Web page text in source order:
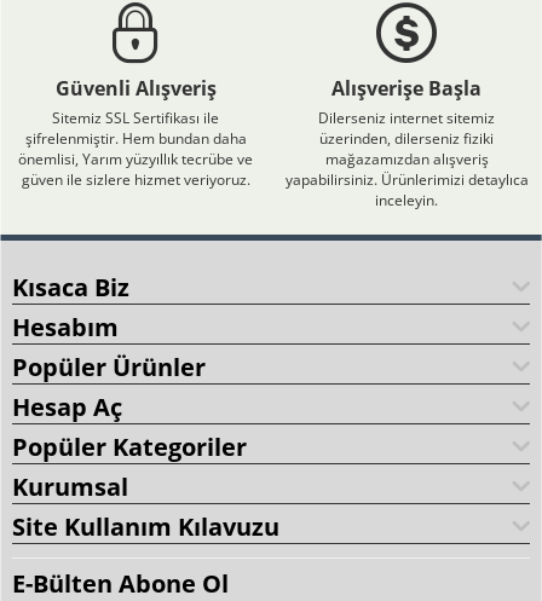
Güvenli Alışveriş
Sitemiz SSL Sertifikası ile
şifrelenmiştir. Hem bundan daha
önemlisi, Yarım yüzyıllık tecrübe ve
güven ile sizlere hizmet veriyoruz.
Alışverişe Başla
Dilerseniz internet sitemiz
üzerinden, dilerseniz fiziki
mağazamızdan alışveriş
yapabilirsiniz. Ürünlerimizi detaylıca
inceleyin.
Kısaca Biz
Hesabım
Popüler Ürünler
Hesap Aç
Popüler Kategoriler
Kurumsal
Site Kullanım Kılavuzu
E-Bülten Abone Ol